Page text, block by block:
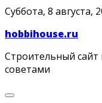
Skip
content
Суббота, 8 августа,
hobbihouse.ru
Строительный
советами